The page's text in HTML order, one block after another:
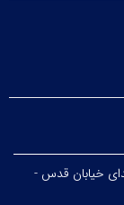
خیابان قدس -